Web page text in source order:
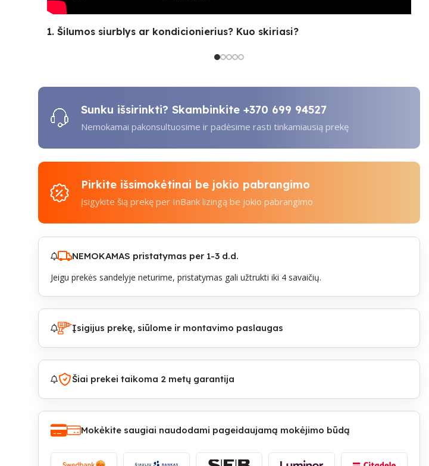
1. Šilumos siurblys ar kondicionierius? Kuo skiriasi?
Sunku išsirinkti? Skambinkite +370 699 94527
Nemokamai pakonsultuosime ir padėsime rasti tinkamiausią prekę
Pirkite išsimokėtinai be jokio pabrangimo
Įsigykite šią prekę per InBank lizingą be jokio pabrangimo
NEMOKAMAS pristatymas per 1-3 d.d.
Jeigu prekės sandelyje neturime, pristatymas gali užtrukti iki 4 savaičių.
Įsigijus prekę, siūlome ir montavimo paslaugas
Šiai prekei taikoma 2 metų garantija
Mokėkite saugiai naudodami pageidaujamą mokėjimo būdą